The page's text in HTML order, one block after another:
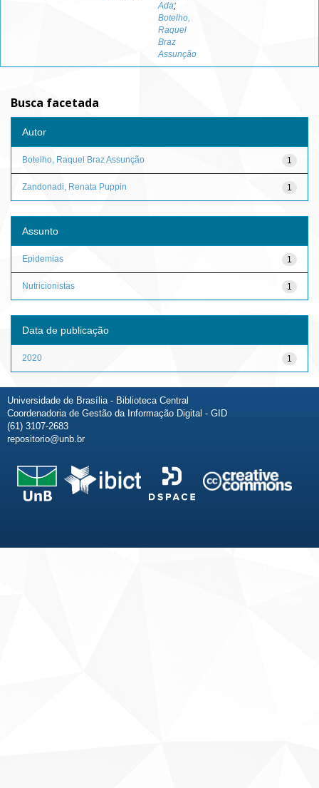
Ada;
Botelho,
Raquel
Braz
Assunção
Busca facetada
Autor
1
Botelho, Raquel Braz Assunção
1
Zandonadi, Renata Puppin
Assunto
1
Epidemias
1
Nutricionistas
Data de publicação
1
2020
Universidade de Brasília - Biblioteca Central
Coordenadoria de Gestão da Informação Digital - GID
(61) 3107-2683
repositorio@unb.br